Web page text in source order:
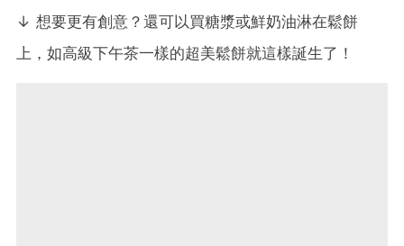
↓ 想要更有創意？還可以買糖漿或鮮奶油淋在鬆餅
上，如高級下午茶一樣的超美鬆餅就這樣誕生了！